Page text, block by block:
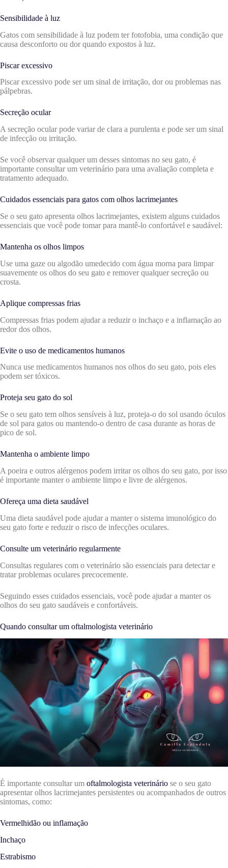
Sensibilidade à luz
Gatos com sensibilidade à luz podem ter fotofobia, uma condição que
causa desconforto ou dor quando expostos à luz.
Piscar excessivo
Piscar excessivo pode ser um sinal de irritação, dor ou problemas nas
pálpebras.
Secreção ocular
A secreção ocular pode variar de clara a purulenta e pode ser um sinal
de infecção ou irritação.
Se você observar qualquer um desses sintomas no seu gato, é
importante consultar um veterinário para uma avaliação completa e
tratamento adequado.
Cuidados essenciais para gatos com olhos lacrimejantes
Se o seu gato apresenta olhos lacrimejantes, existem alguns cuidados
essenciais que você pode tomar para mantê-lo confortável e saudável:
Mantenha os olhos limpos
Use uma gaze ou algodão umedecido com água morna para limpar
suavemente os olhos do seu gato e remover qualquer secreção ou
crosta.
Aplique compressas frias
Compressas frias podem ajudar a reduzir o inchaço e a inflamação ao
redor dos olhos.
Evite o uso de medicamentos humanos
Nunca use medicamentos humanos nos olhos do seu gato, pois eles
podem ser tóxicos.
Proteja seu gato do sol
Se o seu gato tem olhos sensíveis à luz, proteja-o do sol usando óculos
de sol para gatos ou mantendo-o dentro de casa durante as horas de
pico de sol.
Mantenha o ambiente limpo
A poeira e outros alérgenos podem irritar os olhos do seu gato, por isso
é importante manter o ambiente limpo e livre de alérgenos.
Ofereça uma dieta saudável
Uma dieta saudável pode ajudar a manter o sistema imunológico do
seu gato forte e reduzir o risco de infecções oculares.
Consulte um veterinário regularmente
Consultas regulares com o veterinário são essenciais para detectar e
tratar problemas oculares precocemente.
Seguindo esses cuidados essenciais, você pode ajudar a manter os
olhos do seu gato saudáveis e confortáveis.
Quando consultar um oftalmologista veterinário
É importante consultar um oftalmologista veterinário se o seu gato
apresentar olhos lacrimejantes persistentes ou acompanhados de outros
sintomas, como:
Vermelhidão ou inflamação
Inchaço
Estrabismo